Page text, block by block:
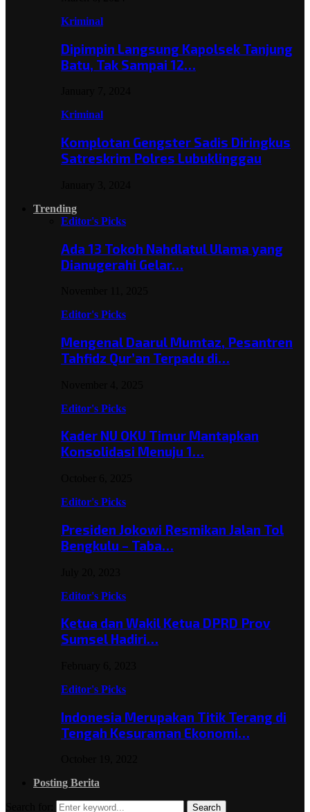
Kriminal
Dipimpin Langsung Kapolsek Tanjung
Batu, Tak Sampai 12…
Kriminal
Komplotan Gengster Sadis Diringkus
Satreskrim Polres Lubuklinggau
Trending
Editor's Picks
Ada 13 Tokoh Nahdlatul Ulama yang
Dianugerahi Gelar…
Editor's Picks
Mengenal Daarul Mumtaz, Pesantren
Tahfidz Qur’an Terpadu di…
Editor's Picks
Kader NU OKU Timur Mantapkan
Konsolidasi Menuju 1…
Editor's Picks
Presiden Jokowi Resmikan Jalan Tol
Bengkulu – Taba…
Editor's Picks
Ketua dan Wakil Ketua DPRD Prov
Sumsel Hadiri…
Editor's Picks
Indonesia Merupakan Titik Terang di
Tengah Kesuraman Ekonomi…
Posting Berita
Search